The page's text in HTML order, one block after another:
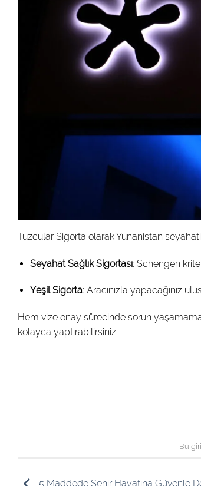
Tuzcular Sigorta olarak Yunanistan
Seyahat Sağlık Sigortası: Schengen
Yeşil Sigorta: Aracınızla yapacağınız
Hem vize onay sürecinde sorun
kolayca yaptırabilirsiniz.
Bu
5 Maddede Şehir Hayatına Güvenle